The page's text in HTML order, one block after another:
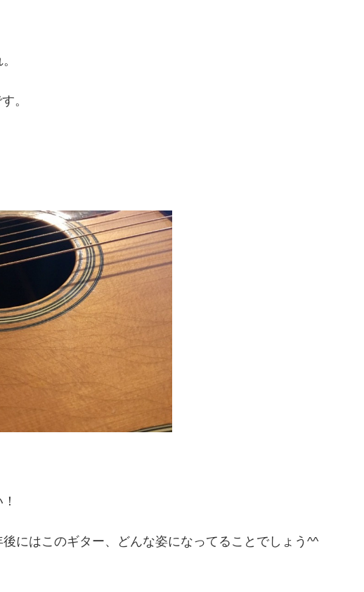
。
にはこのギター、どんな姿になってることでしょう^^